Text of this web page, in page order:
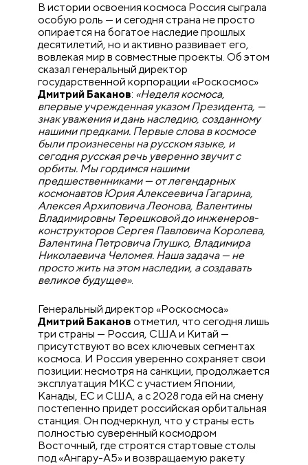
В истории освоения космоса Россия сыграла
особую роль — и сегодня страна не просто
опирается на богатое наследие прошлых
десятилетий, но и активно развивает его,
вовлекая мир в совместные проекты. Об этом
сказал генеральный директор
государственной корпорации «Роскосмос»
Дмитрий Баканов: «Неделя космоса,
впервые учрежденная указом Президента, —
знак уважения и дань наследию, созданному
нашими предками. Первые слова в космосе
были произнесены на русском языке, и
сегодня русская речь уверенно звучит с
орбиты. Мы гордимся нашими
предшественниками — от легендарных
космонавтов Юрия Алексеевича Гагарина,
Алексея Архиповича Леонова, Валентины
Владимировны Терешковой до инженеров-
конструкторов Сергея Павловича Королева,
Валентина Петровича Глушко, Владимира
Николаевича Челомея. Наша задача — не
просто жить на этом наследии, а создавать
великое будущее».
Генеральный директор «Роскосмоса»
Дмитрий Баканов отметил, что сегодня лишь
три страны — Россия, США и Китай —
присутствуют во всех ключевых сегментах
космоса. И Россия уверенно сохраняет свои
позиции: несмотря на санкции, продолжается
эксплуатация МКС с участием Японии,
Канады, ЕС и США, а с 2028 года ей на смену
постепенно придет российская орбитальная
станция. Он подчеркнул, что у страны есть
полностью суверенный космодром
Восточный, где строятся стартовые столы
под «Ангару-А5» и возвращаемую ракету